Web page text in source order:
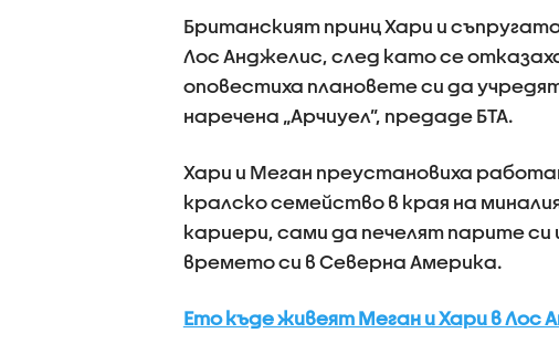
Британският принц Хари и
Лос Анджелис, след като се
оповестиха плановете си да
наречена „Арчиуел”, предаде БТА.
Хари и Меган преустановиха
кралско семейство в края на
кариери, сами да печелят парите
времето си в Северна Америка.
Ето къде живеят Меган и Хари в